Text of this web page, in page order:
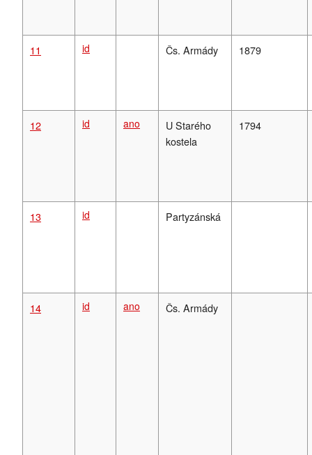
11 id Čs. Armády 1879
12 id ano
U Starého
kostela
1794
13 id Partyzánská
14 id ano Čs. Armády